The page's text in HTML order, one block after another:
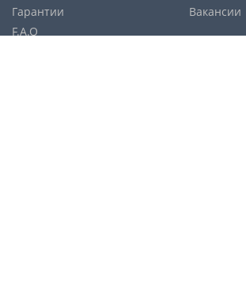
Гарантии
F.A.Q
Вакансии